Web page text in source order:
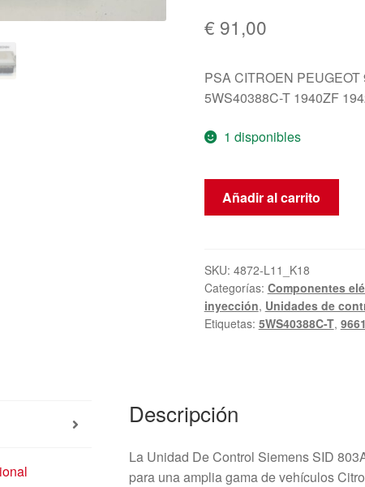
€ 91,00
PSA CITROEN
5WS40388C-T 1940ZF
1 disponibles
Unidad
SID
803A
9661642180
5WS40388C-
Añadir al carrito
SKU: 4872-L11_K18
Categorías: Componentes
inyección, Unidades de
Etiquetas: 5WS40388C-T,
Descripción
La Unidad De Control Siemens SID
para una amplia gama de vehículos